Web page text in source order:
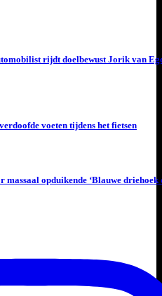
rijdt doelbewust Jorik van
voeten tijdens het fietsen
opduikende ‘Blauwe driehoek